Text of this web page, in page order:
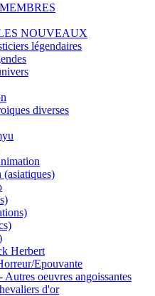
NOUVEAUX
légendaires
diverses
Herbert
Epouvante
Autres oeuvres angoissantes
d'or